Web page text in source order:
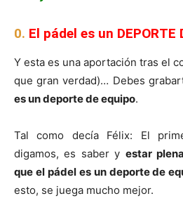
0. El pádel es un DEPORTE
Y esta es una aportación tras el
que gran verdad)… Debes
es un deporte de equipo.
Tal como decía Félix: El
digamos, es saber y estar
que el pádel es un deporte de
esto, se juega mucho mejor.